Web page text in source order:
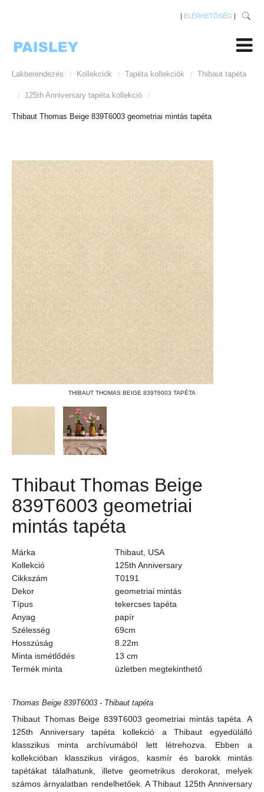
| ELÉRHETŐSÉG |
Lakberendezés / Kollekciók / Tapéta kollekciók / Thibaut tapéta
/ 125th Anniversary tapéta kollekció /
Thibaut Thomas Beige 839T6003 geometriai mintás tapéta
THIBAUT THOMAS BEIGE 839T6003 TAPÉTA
Thibaut Thomas Beige
839T6003 geometriai
mintás tapéta
Márka
Thibaut, USA
Kollekció
125th Anniversary
Cikkszám
T0191
Dekor
geometriai mintás
Típus
tekercses tapéta
Anyag
papír
Szélesség
69cm
Hosszúság
8.22m
Minta ismétlődés
13 cm
Termék minta
üzletben megtekinthető
Thomas Beige 839T6003 - Thibaut tapéta
Thibaut Thomas Beige 839T6003 geometriai mintás tapéta. A
125th Anniversary tapéta kollekció a Thibaut egyedülálló
klasszikus minta archívumából lett létrehozva. Ebben a
kollekcióban klasszikus virágos, kasmír és barokk mintás
tapétákat tálalhatunk, illetve geometrikus derokorat, melyek
számos árnyalatban rendelhetőek. A Thibaut 125th Anniversary